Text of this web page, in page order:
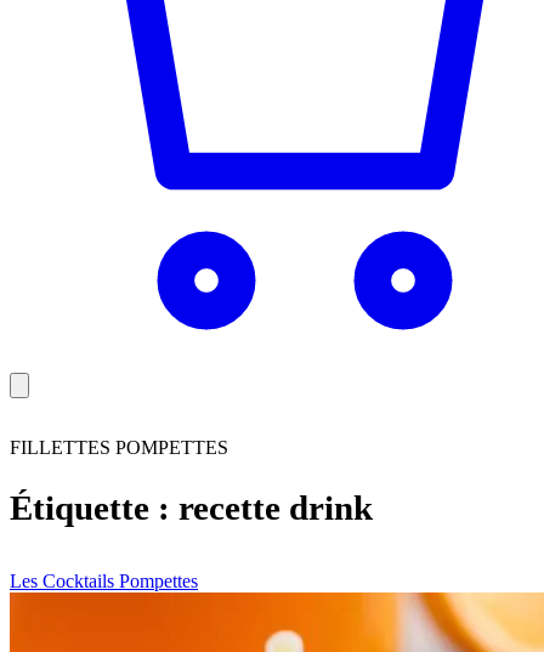
FILLETTES POMPETTES
Étiquette : recette drink
Les Cocktails Pompettes